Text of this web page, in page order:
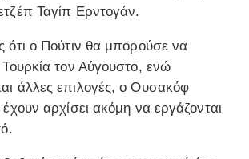
Ταγίπ Ερντογάν.
ότι ο Πούτιν θα μπορούσε να
Τουρκία τον Αύγουστο, ενώ
άλλες επιλογές, ο Ουσακόφ
αρχίσει ακόμη να εργάζονται